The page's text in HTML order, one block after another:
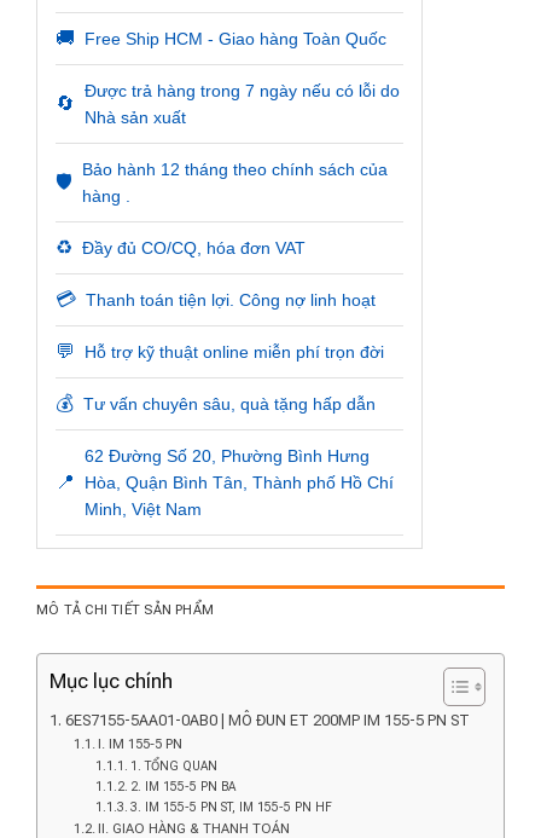
🚚 Free Ship HCM - Giao hàng Toàn Quốc
🔄
Được trả hàng trong 7 ngày nếu có lỗi do
Nhà sản xuất
🛡️
Bảo hành 12 tháng theo chính sách của
hàng .
♻️ Đầy đủ CO/CQ, hóa đơn VAT
💳 Thanh toán tiện lợi. Công nợ linh hoạt
💬 Hỗ trợ kỹ thuật online miễn phí trọn đời
💰 Tư vấn chuyên sâu, quà tặng hấp dẫn
📍
62 Đường Số 20, Phường Bình Hưng
Hòa, Quận Bình Tân, Thành phố Hồ Chí
Minh, Việt Nam
MÔ TẢ CHI TIẾT SẢN PHẨM
Mục lục chính
6ES7155-5AA01-0AB0 | MÔ ĐUN ET 200MP IM 155-5 PN ST
I. IM 155-5 PN
1. TỔNG QUAN
2. IM 155-5 PN BA
3. IM 155-5 PN ST, IM 155-5 PN HF
II. GIAO HÀNG & THANH TOÁN